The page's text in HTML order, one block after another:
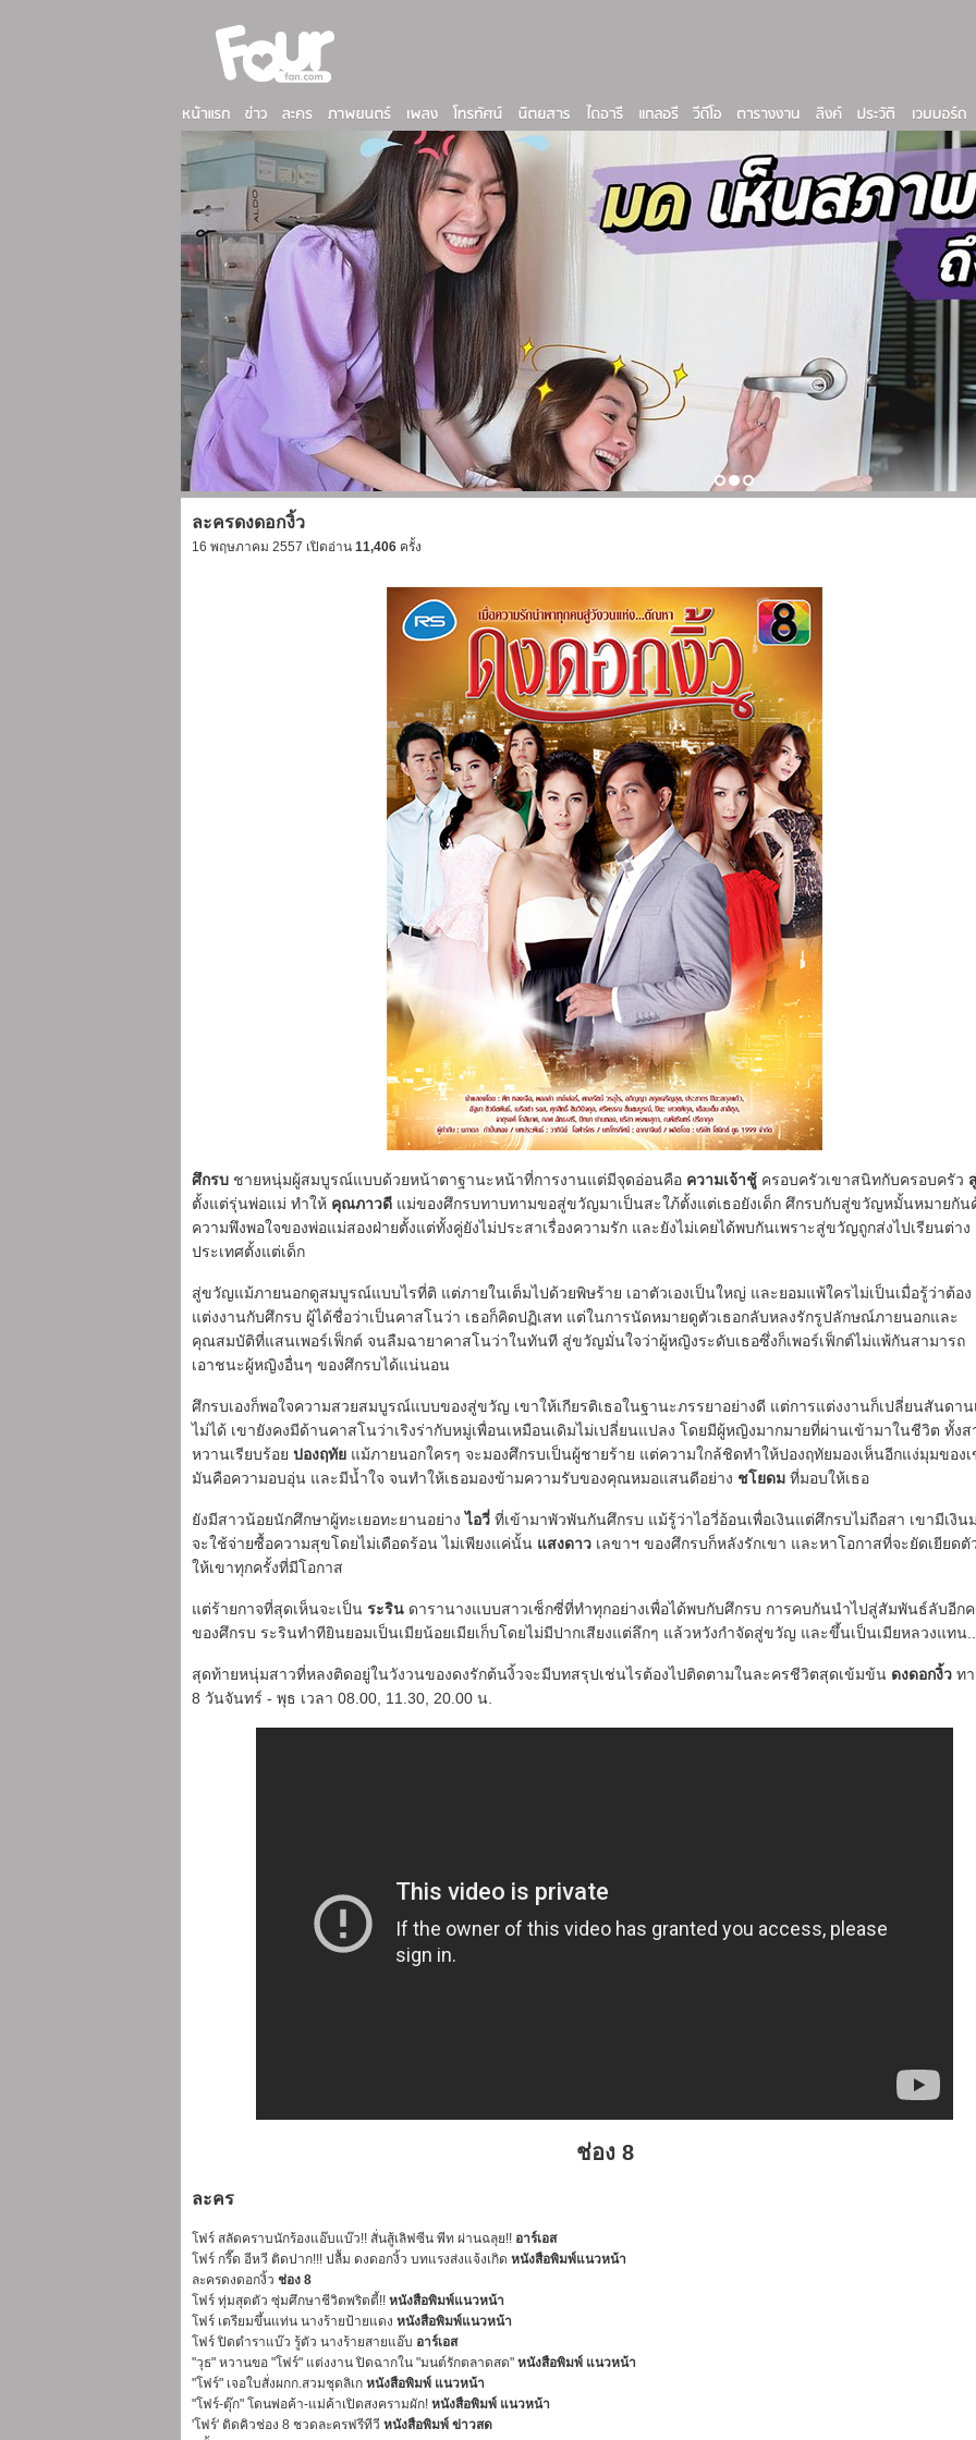
ละครดงดอกงิ้ว
16 พฤษภาคม 2557 เปิดอ่าน 11,406 ครั้ง
ศึกรบ ชายหนุ่มผู้สมบูรณ์แบบด้วยหน้าตาฐานะหน้าที่การงานแต่มีจุดอ่อนคือ ความเจ้าชู้ ครอบครัวเขาสนิทกับครอบครัว
ตั้งแต่รุ่นพ่อแม่ ทำให้ คุณภาวดี แม่ของศึกรบทาบทามขอสู่ขวัญมาเป็นสะใภ้ตั้งแต่เธอยังเด็ก ศึกรบกับสู่ขวัญหมั้นหมายกัน
ความพึงพอใจของพ่อแม่สองฝ่ายตั้งแต่ทั้งคู่ยังไม่ประสาเรื่องความรัก และยังไม่เคยได้พบกันเพราะสู่ขวัญถูกส่งไปเรียนต่าง
ประเทศตั้งแต่เด็ก
สู่ขวัญแม้ภายนอกดูสมบูรณ์แบบไรที่ติ แต่ภายในเต็มไปด้วยพิษร้าย เอาตัวเองเป็นใหญ่ และยอมแพ้ใครไม่เป็นเมื่อรู้ว่าต้อง
แต่งงานกับศึกรบ ผู้ได้ชื่อว่าเป็นคาสโนว่า เธอก็คิดปฏิเสท แต่ในการนัดหมายดูตัวเธอกลับหลงรักรูปลักษณ์ภายนอกและ
คุณสมบัติที่แสนเพอร์เฟ็กต์ จนลืมฉายาคาสโนว่าในทันที สู่ขวัญมั่นใจว่าผู้หญิงระดับเธอซึ่งก็เพอร์เฟ็กต์ไม่แพ้กันสามารถ
เอาชนะผู้หญิงอื่นๆ ของศึกรบได้แน่นอน
ศึกรบเองก็พอใจความสวยสมบูรณ์แบบของสู่ขวัญ เขาให้เกียรติเธอในฐานะภรรยาอย่างดี แต่การแต่งงานก็เปลี่ยนสันดาน
ไม่ได้ เขายังคงมีด้านคาสโนว่าเริงร่ากับหมู่เพื่อนเหมือนเดิมไม่เปลี่ยนแปลง โดยมีผู้หญิงมากมายที่ผ่านเข้ามาในชีวิต ทั้งส
หวานเรียบร้อย ปองฤทัย แม้ภายนอกใครๆ จะมองศึกรบเป็นผู้ชายร้าย แต่ความใกล้ชิดทำให้ปองฤทัยมองเห็นอีกแง่มุมของเ
มันคือความอบอุ่น และมีน้ำใจ จนทำให้เธอมองข้ามความรับของคุณหมอแสนดีอย่าง ชโยดม ที่มอบให้เธอ
ยังมีสาวน้อยนักศึกษาผู้ทะเยอทะยานอย่างไอวี่ ที่เข้ามาพัวพันกันศึกรบ แม้รู้ว่าไอวี่อ้อนเพื่อเงินแต่ศึกรบไม่ถือสา เขามีเงิน
จะใช้จ่ายซื้อความสุขโดยไม่เดือดร้อน ไม่เพียงแค่นั้น แสงดาว เลขาฯ ของศึกรบก็หลังรักเขา และหาโอกาสที่จะยัดเยียดตั
ให้เขาทุกครั้งที่มีโอกาส
แต่ร้ายกาจที่สุดเห็นจะเป็น ระริน ดารานางแบบสาวเซ็กซี่ที่ทำทุกอย่างเพื่อได้พบกับศึกรบ การคบกันนำไปสู่สัมพันธ์ลับอีกค
ของศึกรบ ระรินทำทียินยอมเป็นเมียน้อยเมียเก็บโดยไม่มีปากเสียงแต่ลึกๆ แล้วหวังกำจัดสู่ขวัญ และขึ้นเป็นเมียหลวงแทน...
สุดท้ายหนุ่มสาวที่หลงติดอยู่ในวังวนของดงรักต้นงิ้วจะมีบทสรุปเช่นไรต้องไปติดตามในละครชีวิตสุดเข้มข้น ดงดอกงิ้ว ท
8 วันจันทร์ - พุธ เวลา 08.00, 11.30, 20.00 น.
ช่อง 8
ละคร
โฟร์ สลัดคราบนักร้องแอ๊บแบ๊ว!! สั่นสู้เลิฟซีน พีท ผ่านฉลุย!! อาร์เอส
โฟร์ กรี๊ด อีหวี ติดปาก!!! ปลื้ม ดงดอกงิ้ว บทแรงส่งแจ้งเกิด หนังสือพิมพ์แนวหน้า
ละครดงดอกงิ้ว ช่อง 8
โฟร์ ทุ่มสุดตัว ซุ่มศึกษาชีวิตพริตตี้!! หนังสือพิมพ์แนวหน้า
โฟร์ เตรียมขึ้นแท่น นางร้ายป้ายแดง หนังสือพิมพ์แนวหน้า
โฟร์ ปิดตำราแบ๊ว รู้ตัว นางร้ายสายแอ๊บ อาร์เอส
"วุธ" หวานขอ "โฟร์" แต่งงาน ปิดฉากใน "มนต์รักตลาดสด" หนังสือพิมพ์ แนวหน้า
"โฟร์" เจอใบสั่งผกก.สวมชุดลิเก หนังสือพิมพ์ แนวหน้า
"โฟร์-ตุ๊ก" โดนพ่อค้า-แม่ค้าเปิดสงครามผัก! หนังสือพิมพ์ แนวหน้า
'โฟร์' ติดคิวช่อง 8 ชวดละครฟรีทีวี หนังสือพิมพ์ ข่าวสด